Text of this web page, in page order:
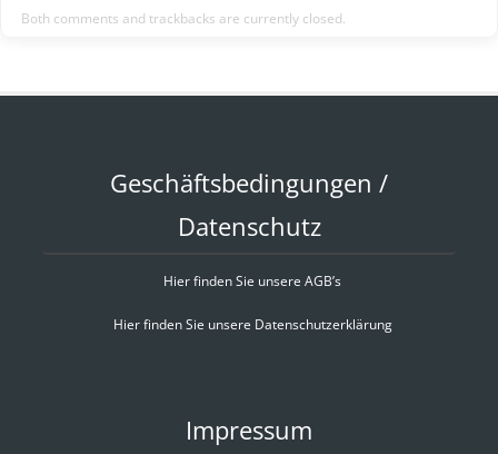
Both comments and trackbacks are currently closed.
Geschäftsbedingungen /
Datenschutz
Hier finden Sie unsere AGB’s
Hier finden Sie unsere Datenschutzerklärung
Impressum